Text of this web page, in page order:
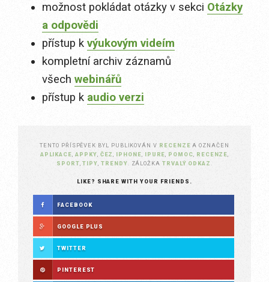
možnost pokládat otázky v sekci Otázky
a odpovědi
přístup k výukovým videím
kompletní archiv záznamů
všech webinářů
přístup k audio verzi
TENTO PŘÍSPĚVEK BYL PUBLIKOVÁN V RECENZE A OZNAČEN
APLIKACE ,APPKY ČEZ IPHONE IPURE POMOC RECENZE
SPORT ,TIPY ,TRENDY . ZÁLOŽKA TRVALÝ ODKAZ
LIKE? SHARE WITH YOUR FRIENDS.
FACEBOOK
GOOGLE PLUS
TWITTER
PINTEREST